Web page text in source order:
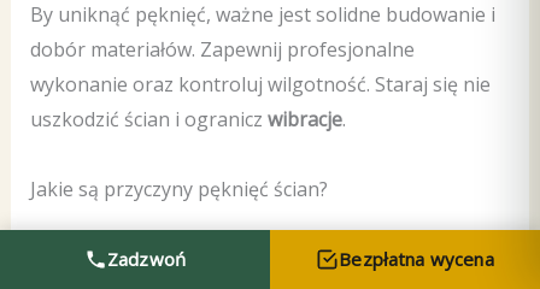
By uniknąć pęknięć, ważne jest solidne budowanie i
dobór materiałów. Zapewnij profesjonalne
wykonanie oraz kontroluj wilgotność. Staraj się nie
uszkodzić ścian i ogranicz wibracje.
Jakie są przyczyny pęknięć ścian?
Eksperci wskazują na różne powody pęknięć. Są to
Zadzwoń Bezpłatna wycena